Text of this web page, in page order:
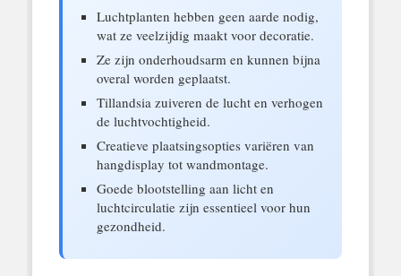
Luchtplanten hebben geen aarde nodig,
wat ze veelzijdig maakt voor decoratie.
Ze zijn onderhoudsarm en kunnen bijna
overal worden geplaatst.
Tillandsia zuiveren de lucht en verhogen
de luchtvochtigheid.
Creatieve plaatsingsopties variëren van
hangdisplay tot wandmontage.
Goede blootstelling aan licht en
luchtcirculatie zijn essentieel voor hun
gezondheid.